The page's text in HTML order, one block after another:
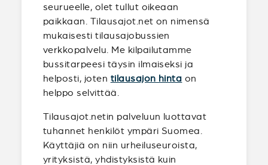
seurueelle, olet tullut oikeaan
paikkaan. Tilausajot.net on nimensä
mukaisesti tilausajobussien
verkkopalvelu. Me kilpailutamme
bussitarpeesi täysin ilmaiseksi ja
helposti, joten tilausajon hinta on
helppo selvittää.
Tilausajot.netin palveluun luottavat
tuhannet henkilöt ympäri Suomea.
Käyttäjiä on niin urheiluseuroista,
yrityksistä, yhdistyksistä kuin